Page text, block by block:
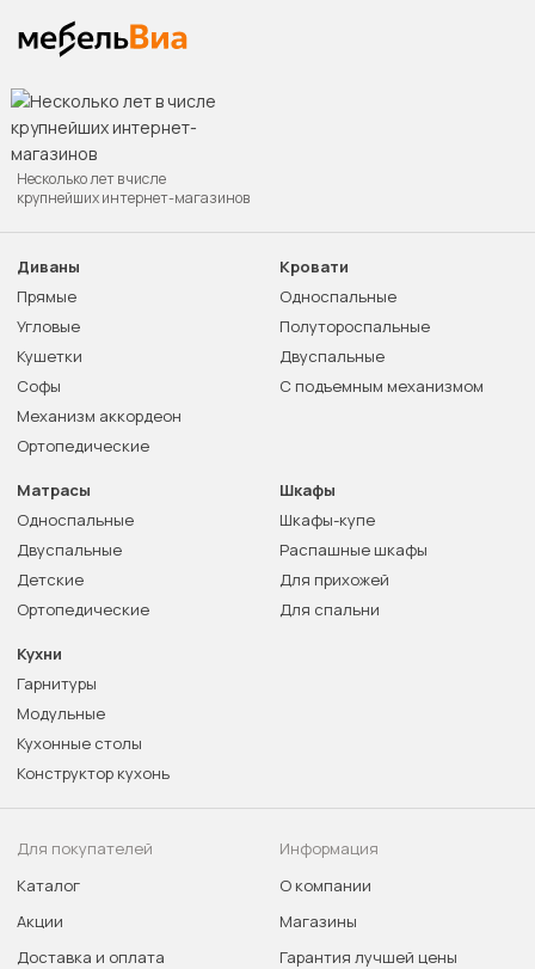
Несколько лет в числе
крупнейших интернет-магазинов
Диваны
Прямые
Угловые
Кушетки
Софы
Механизм аккордеон
Ортопедические
Кровати
Односпальные
Полутороспальные
Двуспальные
С подъемным механизмом
Матрасы
Односпальные
Двуспальные
Детские
Ортопедические
Шкафы
Шкафы-купе
Распашные шкафы
Для прихожей
Для спальни
Кухни
Гарнитуры
Модульные
Кухонные столы
Конструктор кухонь
Для покупателей
Каталог
Акции
Доставка и оплата
Информация
О компании
Магазины
Гарантия лучшей цены